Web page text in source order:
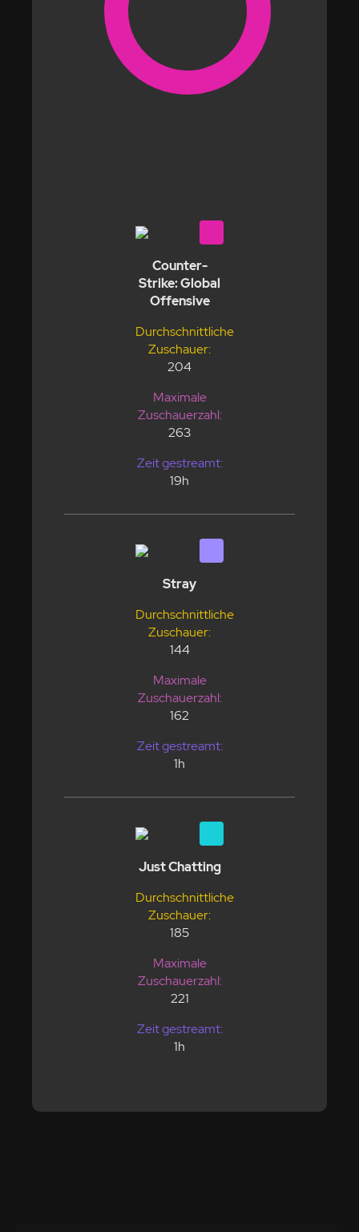
Counter-
Strike: Global
Offensive
Durchschnittliche
Zuschauer:
204
Maximale
Zuschauerzahl:
263
Zeit gestreamt:
19h
Stray
Durchschnittliche
Zuschauer:
144
Maximale
Zuschauerzahl:
162
Zeit gestreamt:
1h
Just Chatting
Durchschnittliche
Zuschauer:
185
Maximale
Zuschauerzahl:
221
Zeit gestreamt:
1h